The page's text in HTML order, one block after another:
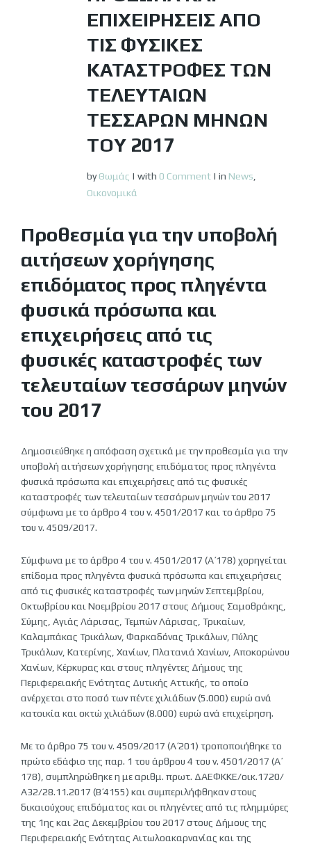
ΕΠΙΧΕΙΡΉΣΕΙΣ ΑΠΌ
ΤΙΣ ΦΥΣΙΚΈΣ
ΚΑΤΑΣΤΡΟΦΈΣ ΤΩΝ
ΤΕΛΕΥΤΑΊΩΝ
ΤΕΣΣΆΡΩΝ ΜΗΝΏΝ
ΤΟΥ 2017
byΘωμάς | with 0 Comment | in News
Οικονομικά
Προθεσμία για την υποβολή
αιτήσεων χορήγησης
επιδόματος προς πληγέντα
φυσικά πρόσωπα και
επιχειρήσεις από τις
φυσικές καταστροφές των
τελευταίων τεσσάρων μηνών
του 2017
Δημοσιεύθηκε η απόφαση σχετικά με την προθεσμία για την
υποβολή αιτήσεων χορήγησης επιδόματος προς πληγέντα
φυσικά πρόσωπα και επιχειρήσεις από τις φυσικές
καταστροφές των τελευταίων τεσσάρων μηνών του 2017
σύμφωνα με το άρθρο 4 του ν. 4501/2017 και το άρθρο 75
του ν. 4509/2017.
Σύμφωνα με το άρθρο 4 του ν. 4501/2017 (Α΄ 178) χορηγείται
επίδομα προς πληγέντα φυσικά πρόσωπα και επιχειρήσεις
από τις φυσικές καταστροφές των μηνών Σεπτεμβρίου,
Οκτωβρίου και Νοεμβρίου 2017 στους Δήμους Σαμοθράκης,
Σύμης, Αγιάς Λάρισας, Τεμπών Λάρισας, Τρικαίων,
Καλαμπάκας Τρικάλων, Φαρκαδόνας Τρικάλων, Πύλης
Τρικάλων, Κατερίνης, Χανίων, Πλατανιά Χανίων, Αποκορώνου
Χανίων, Κέρκυρας και στους πληγέντες Δήμους της
Περιφερειακής Ενότητας Δυτικής Αττικής, το οποίο
ανέρχεται στο ποσό των πέντε χιλιάδων (5.000) ευρώ ανά
κατοικία και οκτώ χιλιάδων (8.000) ευρώ ανά επιχείρηση.
Με το άρθρο 75 του ν. 4509/2017 (Α΄ 201) τροποποιήθηκε το
πρώτο εδάφιο της παρ. 1 του άρθρου 4 του ν. 4501/2017 (Α΄
178), συμπληρώθηκε η με αριθμ. πρωτ. ΔΑΕΦΚΚΕ/οικ.1720/
Α32/28.11.2017 (Β΄ 4155) και συμπεριλήφθηκαν στους
δικαιούχους επιδόματος και οι πληγέντες από τις πλημμύρες
της 1ης και 2ας Δεκεμβρίου του 2017 στους Δήμους της
Περιφερειακής Ενότητας Αιτωλοακαρνανίας και της